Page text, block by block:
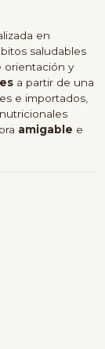
en
saludables
orientación y
a partir de una
e importados,
amigable e